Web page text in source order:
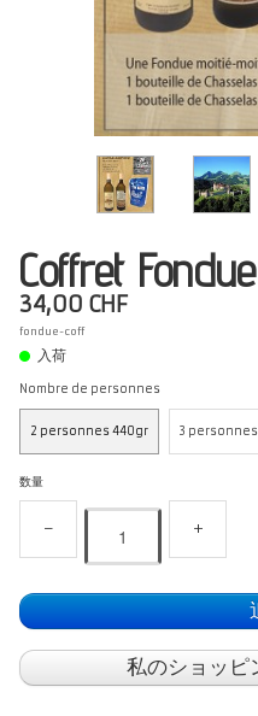
日本語▼
Coffret Fondue
34,00 CHF
fondue-coff
入荷
Nombre de personnes
2 personnes 440gr 3
数量
− +
私のショッピ